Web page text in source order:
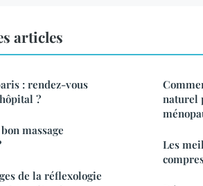
articles
: rendez-vous
?
massage
de la réflexologie
naturel
Les